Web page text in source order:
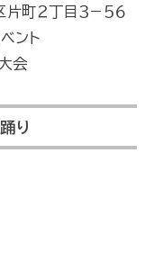
町２丁目３−５６
ント
会
り